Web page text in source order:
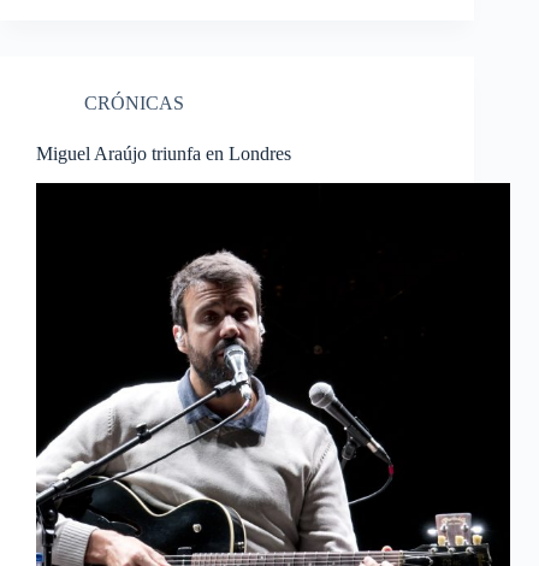
CRÓNICAS
Miguel Araújo triunfa en Londres